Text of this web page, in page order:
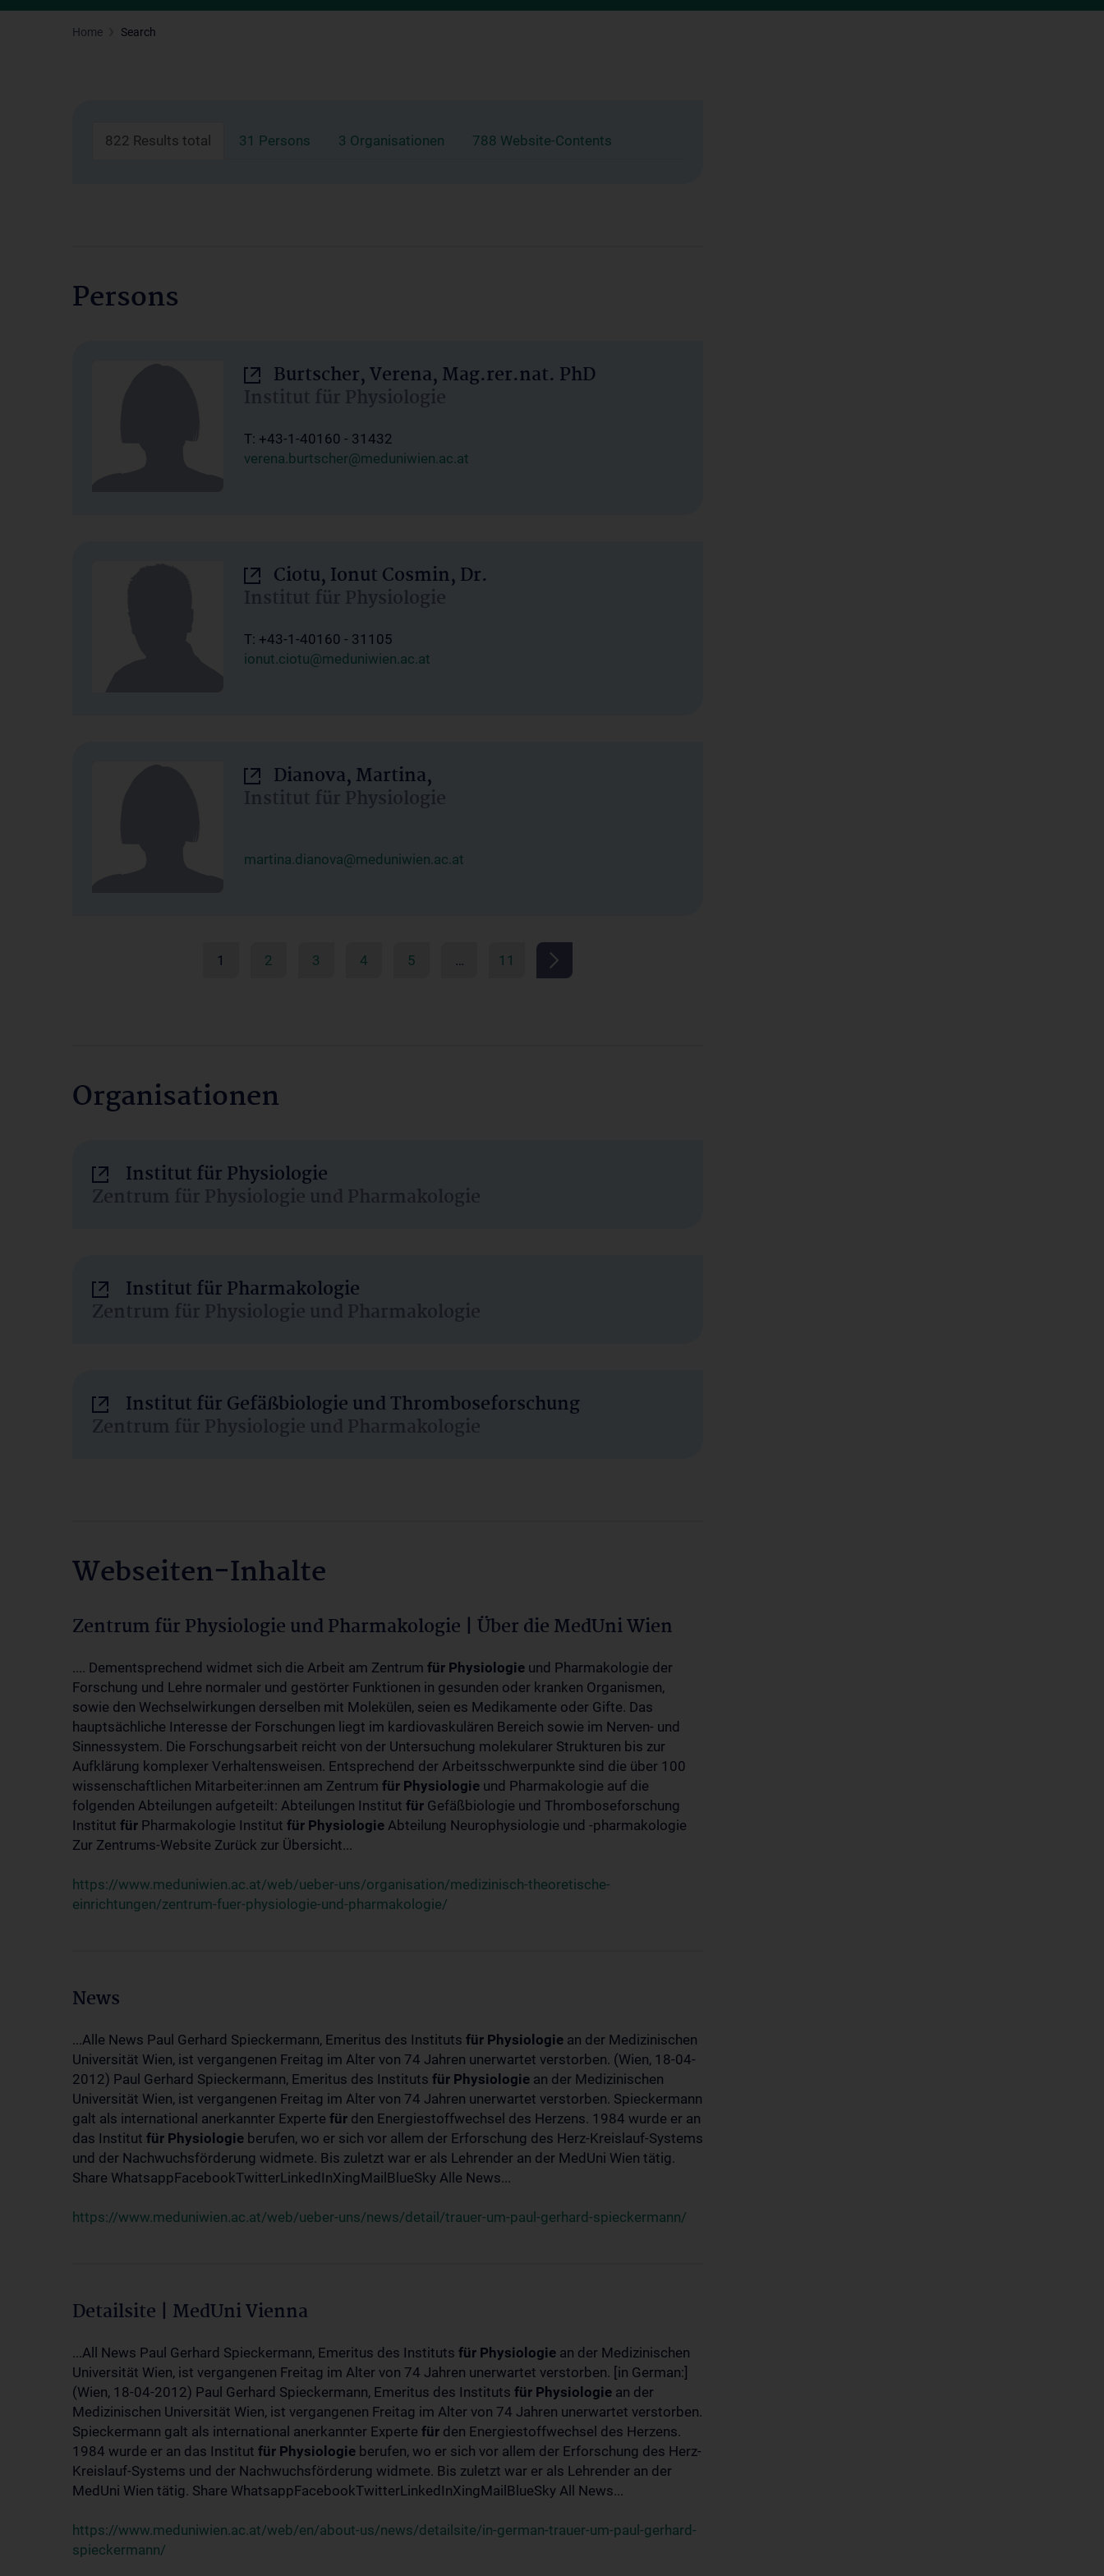
Home Search
822 Results total 31 Persons 3 Organisationen 788 Website-Contents
Persons
Burtscher, Verena, Mag.rer.nat. PhD
Institut für Physiologie
T: +43-1-40160 - 31432
verena.burtscher@meduniwien.ac.at
Ciotu, Ionut Cosmin, Dr.
Institut für Physiologie
T: +43-1-40160 - 31105
ionut.ciotu@meduniwien.ac.at
Dianova, Martina,
Institut für Physiologie
martina.dianova@meduniwien.ac.at
1 2 3 4 5 … 11
Organisationen
Institut für Physiologie
Zentrum für Physiologie und Pharmakologie
Institut für Pharmakologie
Zentrum für Physiologie und Pharmakologie
Institut für Gefäßbiologie und Thromboseforschung
Zentrum für Physiologie und Pharmakologie
Webseiten-Inhalte
Zentrum für Physiologie und Pharmakologie | Über die MedUni Wien
.... Dementsprechend widmet sich die Arbeit am Zentrum für Physiologie und Pharmakologie der
Forschung und Lehre normaler und gestörter Funktionen in gesunden oder kranken Organismen,
sowie den Wechselwirkungen derselben mit Molekülen, seien es Medikamente oder Gifte. Das
hauptsächliche Interesse der Forschungen liegt im kardiovaskulären Bereich sowie im Nerven- und
Sinnessystem. Die Forschungsarbeit reicht von der Untersuchung molekularer Strukturen bis zur
Aufklärung komplexer Verhaltensweisen. Entsprechend der Arbeitsschwerpunkte sind die über 100
wissenschaftlichen Mitarbeiter:innen am Zentrum für Physiologie und Pharmakologie auf die
folgenden Abteilungen aufgeteilt: Abteilungen Institut für Gefäßbiologie und Thromboseforschung
Institut für Pharmakologie Institut für Physiologie Abteilung Neurophysiologie und -pharmakologie
Zur Zentrums-Website Zurück zur Übersicht...
https://www.meduniwien.ac.at/web/ueber-uns/organisation/medizinisch-theoretische-
einrichtungen/zentrum-fuer-physiologie-und-pharmakologie/
News
...Alle News Paul Gerhard Spieckermann, Emeritus des Instituts für Physiologie an der Medizinischen
Universität Wien, ist vergangenen Freitag im Alter von 74 Jahren unerwartet verstorben. (Wien, 18-04-
2012) Paul Gerhard Spieckermann, Emeritus des Instituts für Physiologie an der Medizinischen
Universität Wien, ist vergangenen Freitag im Alter von 74 Jahren unerwartet verstorben. Spieckermann
galt als international anerkannter Experte für den Energiestoffwechsel des Herzens. 1984 wurde er an
das Institut für Physiologie berufen, wo er sich vor allem der Erforschung des Herz-Kreislauf-Systems
und der Nachwuchsförderung widmete. Bis zuletzt war er als Lehrender an der MedUni Wien tätig.
Share WhatsappFacebookTwitterLinkedInXingMailBlueSky Alle News...
https://www.meduniwien.ac.at/web/ueber-uns/news/detail/trauer-um-paul-gerhard-spieckermann/
Detailsite | MedUni Vienna
...All News Paul Gerhard Spieckermann, Emeritus des Instituts für Physiologie an der Medizinischen
Universität Wien, ist vergangenen Freitag im Alter von 74 Jahren unerwartet verstorben. [in German:]
(Wien, 18-04-2012) Paul Gerhard Spieckermann, Emeritus des Instituts für Physiologie an der
Medizinischen Universität Wien, ist vergangenen Freitag im Alter von 74 Jahren unerwartet verstorben.
Spieckermann galt als international anerkannter Experte für den Energiestoffwechsel des Herzens.
1984 wurde er an das Institut für Physiologie berufen, wo er sich vor allem der Erforschung des Herz-
Kreislauf-Systems und der Nachwuchsförderung widmete. Bis zuletzt war er als Lehrender an der
MedUni Wien tätig. Share WhatsappFacebookTwitterLinkedInXingMailBlueSky All News...
https://www.meduniwien.ac.at/web/en/about-us/news/detailsite/in-german-trauer-um-paul-gerhard-
spieckermann/